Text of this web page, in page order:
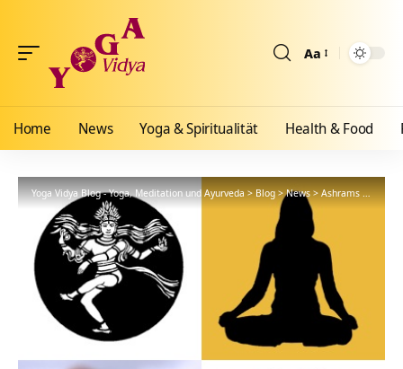
Aa
Home News Yoga & Spiritualität Health & Food
Yoga Vidya Blog - Yoga, Meditation und Ayurveda>Blog>News>Ashrams> Allgäu